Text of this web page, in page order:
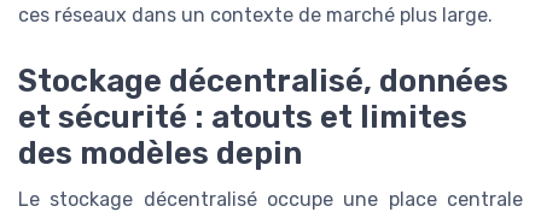
ces réseaux dans un contexte de marché plus large.
Stockage décentralisé, données
et sécurité : atouts et limites
des modèles depin
Le stockage décentralisé occupe une place centrale